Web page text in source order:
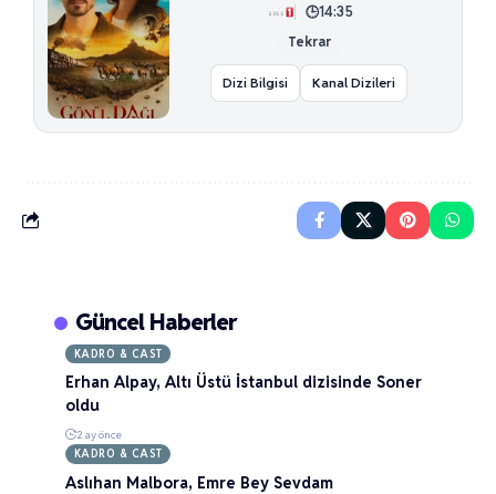
14:35
Tekrar
Dizi Bilgisi Kanal Dizileri
Güncel Haberler
KADRO & CAST
Erhan Alpay, Altı Üstü İstanbul dizisinde Soner
oldu
2 ay önce
KADRO & CAST
Aslıhan Malbora, Emre Bey Sevdam